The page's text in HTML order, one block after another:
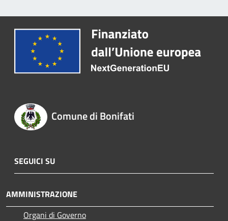
Comune di Bonifati
SEGUICI SU
AMMINISTRAZIONE
Organi di Governo